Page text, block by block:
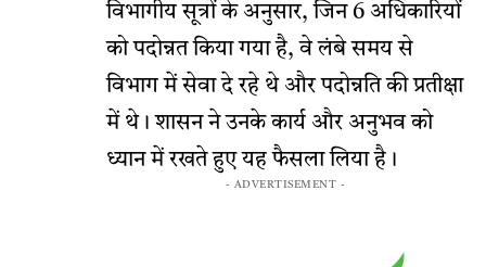
विभागीय सूत्रों के अनुसार, जिन 6 अधिकारियों
को पदोन्नत किया गया है, वे लंबे समय से
विभाग में सेवा दे रहे थे और पदोन्नति की प्रतीक्षा
में थे। शासन ने उनके कार्य और अनुभव को
ध्यान में रखते हुए यह फैसला लिया है।
- ADVERTISEMENT -